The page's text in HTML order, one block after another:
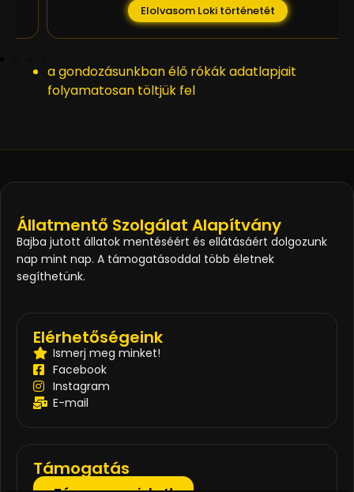
Elolvasom Loki történetét
a gondozásunkban élő rókák adatlapjait
folyamatosan töltjük fel
Állatmentő Szolgálat Alapítvány
Bajba jutott állatok mentéséért és ellátásáért dolgozunk
nap mint nap. A támogatásoddal több életnek
segíthetünk.
Elérhetőségeink
Ismerj meg minket!
Facebook
Instagram
E-mail
Támogatás